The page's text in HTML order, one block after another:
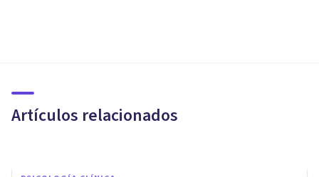
Artículos relacionados
positivo con nosotros mismos